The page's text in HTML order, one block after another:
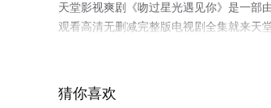
天堂影视爽剧《吻过星光遇见你》是一部
观看高清无删减完整版电视剧全集就来天
猜你喜欢